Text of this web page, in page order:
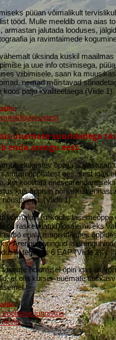
püüan võimalikult
tööd. Mulle meeldib oma aias
armastan jalutada looduses,
ja ravimtaimede
üksinda kuskil
ja uue info otsimisega,
viibimisele, saan ka
nemad mõistavad
palju kvaliteetaega (Viide 1).
evustest
uuemate suundadega
enda arengu eest.
elukestev õppija ja
õppijatest ees, sest igas
kui koolitaja
kus õppisin põhjalikult
(Viide 1).
võimalusi (ülikoolis
oli raskendatud) osalemiseks
eriala magistriõppes
Arengu uuringud ja
tegevus 6 EAP (Viide 2).
hoidmisel õpin igas
et olla kursis uuemate
koolituse tunnistus